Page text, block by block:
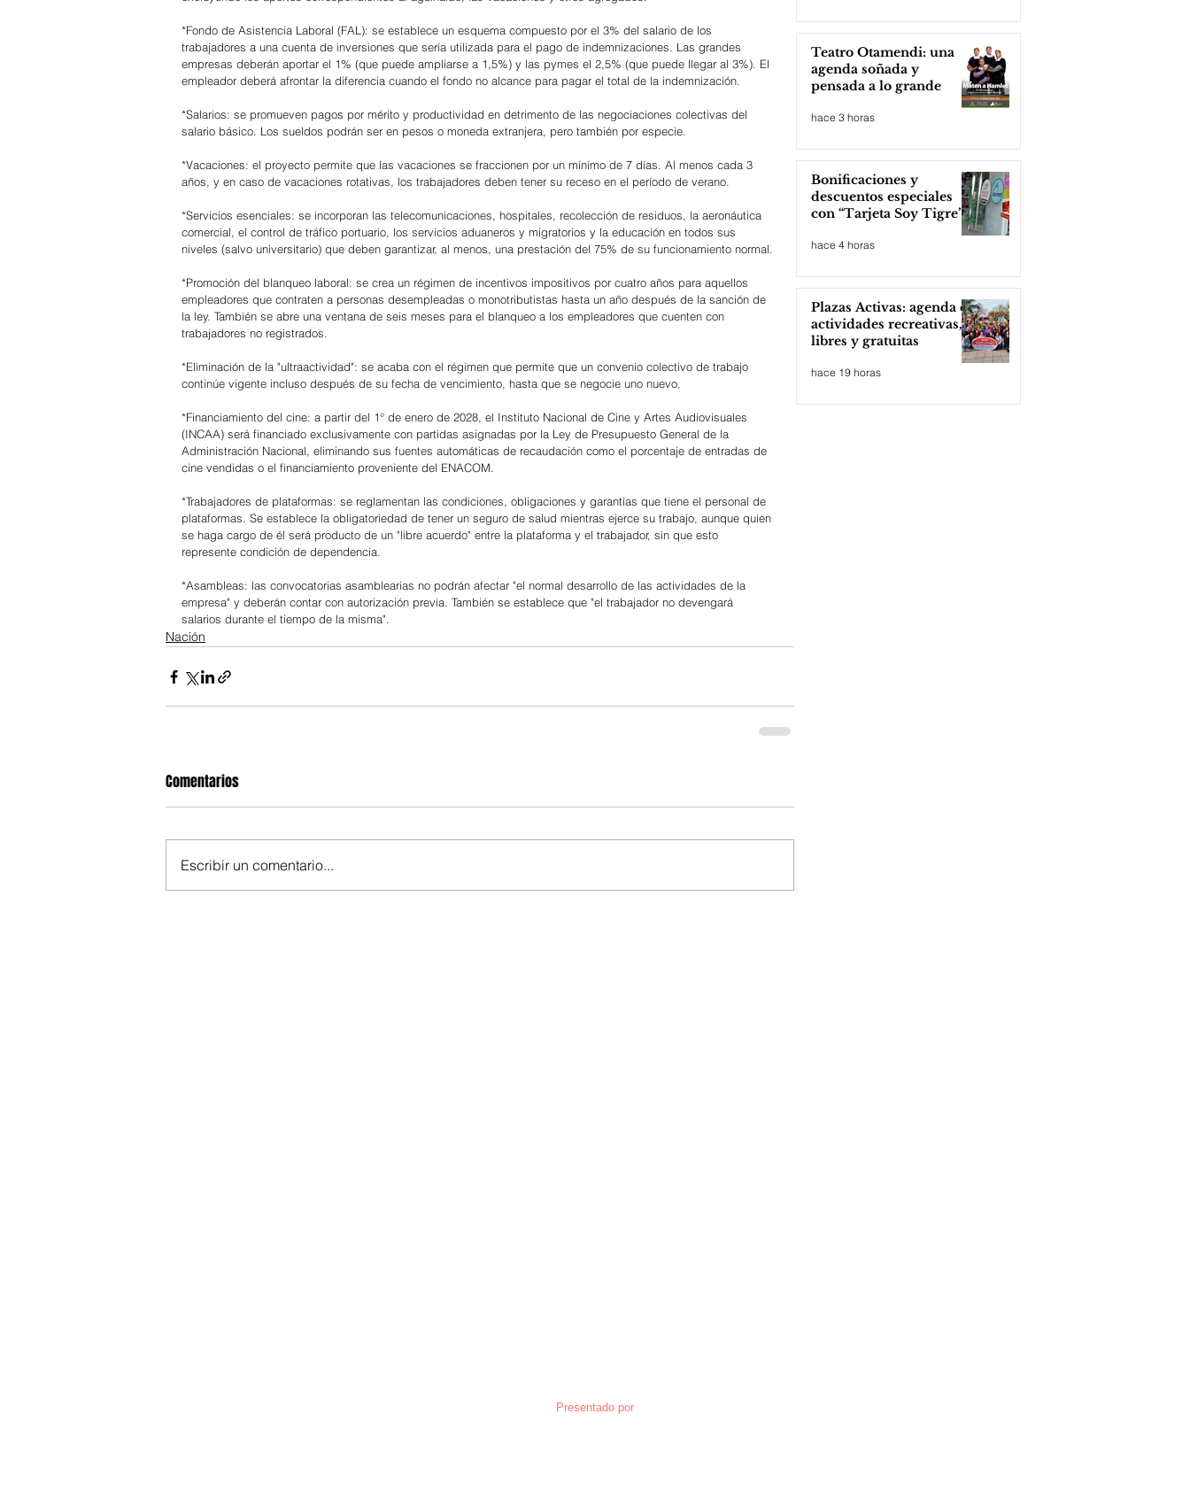
*Fondo de Asistencia Laboral (FAL): se establece un esquema compuesto por el 3% del salario de los
trabajadores a una cuenta de inversiones que sería utilizada para el pago de indemnizaciones. Las grandes
empresas deberán aportar el 1% (que puede ampliarse a 1,5%) y las pymes el 2,5% (que puede llegar al 3%). El
empleador deberá afrontar la diferencia cuando el fondo no alcance para pagar el total de la indemnización.
*Salarios: se promueven pagos por mérito y productividad en detrimento de las negociaciones colectivas del
salario básico. Los sueldos podrán ser en pesos o moneda extranjera, pero también por especie.
*Vacaciones: el proyecto permite que las vacaciones se fraccionen por un mínimo de 7 días. Al menos cada 3
años, y en caso de vacaciones rotativas, los trabajadores deben tener su receso en el período de verano.
*Servicios esenciales: se incorporan las telecomunicaciones, hospitales, recolección de residuos, la aeronáutica
comercial, el control de tráfico portuario, los servicios aduaneros y migratorios y la educación en todos sus
niveles (salvo universitario) que deben garantizar, al menos, una prestación del 75% de su funcionamiento normal.
*Promoción del blanqueo laboral: se crea un régimen de incentivos impositivos por cuatro años para aquellos
empleadores que contraten a personas desempleadas o monotributistas hasta un año después de la sanción de
la ley. También se abre una ventana de seis meses para el blanqueo a los empleadores que cuenten con
trabajadores no registrados.
*Eliminación de la "ultraactividad": se acaba con el régimen que permite que un convenio colectivo de trabajo
continúe vigente incluso después de su fecha de vencimiento, hasta que se negocie uno nuevo.
*Financiamiento del cine: a partir del 1° de enero de 2028, el Instituto Nacional de Cine y Artes Audiovisuales
(INCAA) será financiado exclusivamente con partidas asignadas por la Ley de Presupuesto General de la
Administración Nacional, eliminando sus fuentes automáticas de recaudación como el porcentaje de entradas de
cine vendidas o el financiamiento proveniente del ENACOM.
*Trabajadores de plataformas: se reglamentan las condiciones, obligaciones y garantías que tiene el personal de
plataformas. Se establece la obligatoriedad de tener un seguro de salud mientras ejerce su trabajo, aunque quien
se haga cargo de él será producto de un "libre acuerdo" entre la plataforma y el trabajador, sin que esto
represente condición de dependencia.
*Asambleas: las convocatorias asamblearias no podrán afectar "el normal desarrollo de las actividades de la
empresa" y deberán contar con autorización previa. También se establece que "el trabajador no devengará
salarios durante el tiempo de la misma".
Nación
Comentarios
Escribir un comentario...
Teatro Otamendi: una
agenda soñada y
pensada a lo grande
hace 3 horas
Bonificaciones y
descuentos especiales
con “Tarjeta Soy Tigre”
hace 4 horas
Plazas Activas: agenda de
actividades recreativas,
libres y gratuitas
hace 19 horas
Presentado por